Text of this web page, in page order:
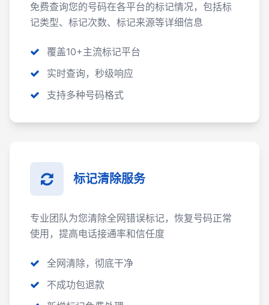
免费查询您的号码在各平台的标记情况，包括标
记类型、标记次数、标记来源等详细信息
覆盖10+主流标记平台
实时查询，秒级响应
支持多种号码格式
标记清除服务
专业团队为您清除全网错误标记，恢复号码正常
使用，提高电话接通率和信任度
全网清除，彻底干净
不成功包退款